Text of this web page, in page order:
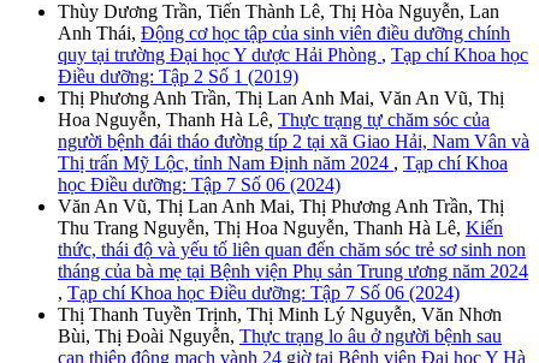
Thùy Dương Trần, Tiến Thành Lê, Thị Hòa Nguyễn, Lan
Anh Thái, Động cơ học tập của sinh viên điều dưỡng chính
quy tại trường Đại học Y dược Hải Phòng , Tạp chí Khoa học
Điều dưỡng: Tập 2 Số 1 (2019)
Thị Phương Anh Trần, Thị Lan Anh Mai, Văn An Vũ, Thị
Hoa Nguyễn, Thanh Hà Lê, Thực trạng tự chăm sóc của
người bệnh đái tháo đường típ 2 tại xã Giao Hải, Nam Vân và
Thị trấn Mỹ Lộc, tỉnh Nam Định năm 2024 , Tạp chí Khoa
học Điều dưỡng: Tập 7 Số 06 (2024)
Văn An Vũ, Thị Lan Anh Mai, Thị Phương Anh Trần, Thị
Thu Trang Nguyễn, Thị Hoa Nguyễn, Thanh Hà Lê, Kiến
thức, thái độ và yếu tố liên quan đến chăm sóc trẻ sơ sinh non
tháng của bà mẹ tại Bệnh viện Phụ sản Trung ương năm 2024
, Tạp chí Khoa học Điều dưỡng: Tập 7 Số 06 (2024)
Thị Thanh Tuyền Trịnh, Thị Minh Lý Nguyễn, Văn Nhơn
Bùi, Thị Đoài Nguyễn, Thực trạng lo âu ở người bệnh sau
can thiệp động mạch vành 24 giờ tại Bệnh viện Đại học Y Hà